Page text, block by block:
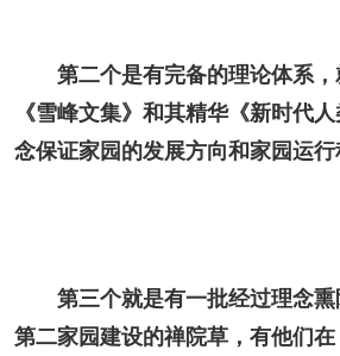
第二个是有完备的理论体系，
《雪峰文集》和其精华《新时代
念保证家园的发展方向和家园运行
第三个就是有一批经过理念熏
第二家园建设的禅院草，有他们